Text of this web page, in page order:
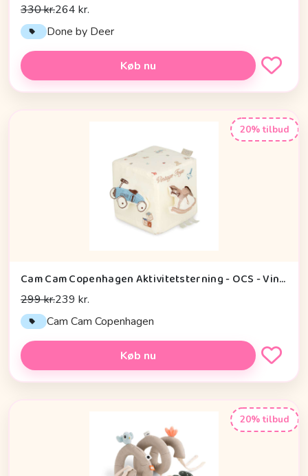
330 kr.264 kr.
Done by Deer
Køb nu
20% tilbud
Cam Cam Copenhagen Aktivitetsterning - OCS - Vintage Toys
299 kr.239 kr.
Cam Cam Copenhagen
Køb nu
20% tilbud